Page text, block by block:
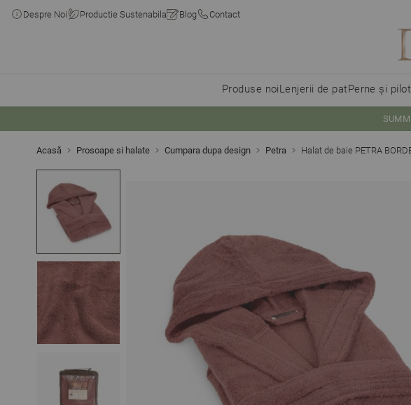
Despre Noi Productie Sustenabila Blog Contact
Produse noiLenjerii de patPerne și
Acasă Prosoape si halate Cumpara dupa design Petra Halat de baie PETRA